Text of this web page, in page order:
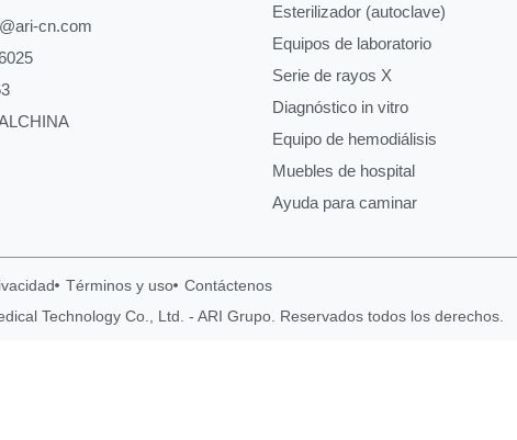
cn.com
Esterilizador (autoclave)
Equipos de laboratorio
Serie de rayos X
Diagnóstico in vitro
Equipo de hemodiálisis
Muebles de hospital
Ayuda para caminar
Términos y uso
Contáctenos
Technology Co., Ltd. - ARI Grupo. Reservados todos los derechos.